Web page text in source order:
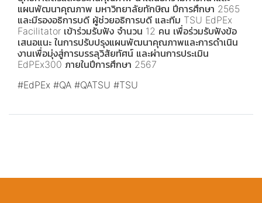
แผนพัฒนาคุณภาพ มหาวิทยาลัยทักษิณ ปีการศึกษา 2565
และมีรองอธิการบดี ผู้ช่วยอธิการบดี และทีม TSU EdPEx
Facilitator เข้าร่วมรับฟัง จำนวน 12 คน เพื่อร่วมรับฟังข้อ
เสนอแนะ ในการปรับปรุงแผนพัฒนาคุณภาพและการดำเนิน
งานเพื่อมุ่งสู่การบรรลุวิสัยทัศน์ และผ่านการประเมิน
EdPEx300 ภายในปีการศึกษา 2567
#EdPEx #QA #QATSU #TSU